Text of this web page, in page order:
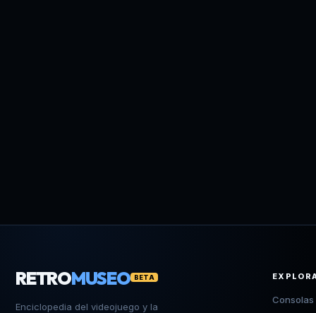
RETROMUSEO BETA
Enciclopedia del videojuego y la
Consolas